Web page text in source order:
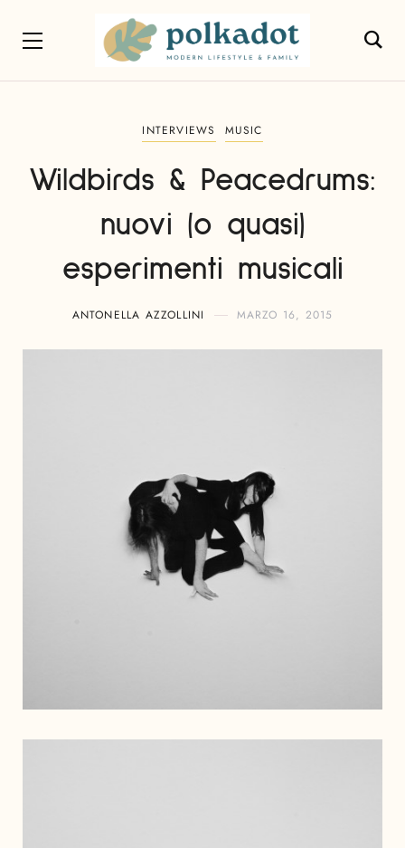
INTERVIEWS MUSIC
Wildbirds & Peacedrums:
nuovi (o quasi)
esperimenti musicali
ANTONELLA AZZOLLINI MARZO 16, 2015